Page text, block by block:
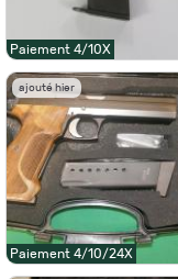
Paiement 4/10X
ajouté hier
Paiement 4/10/24X